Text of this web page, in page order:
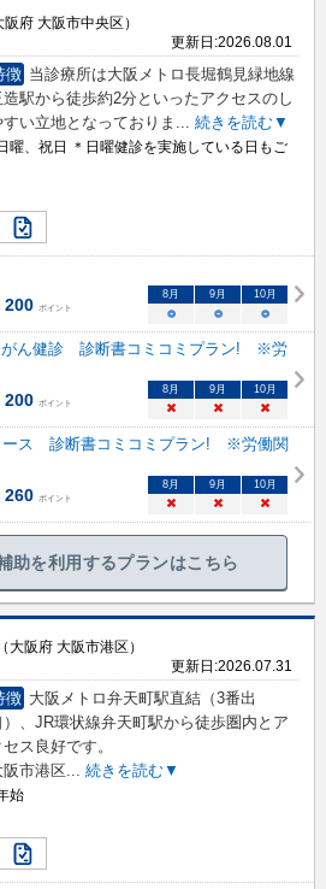
阪府 大阪市中央区）
更新日:2026.08.01
徴 当診療所は大阪メトロ長堀鶴見緑地線
造駅から徒歩約2分といったアクセスのし
すい立地となっておりま ... 続きを読む▼
曜、祝日 ＊日曜健診を実施している日もご
200 ポイント
8月 9月 10月
○ ○ ○
がん健診 診断書コミコミプラン! ※労
200 ポイント
8月 9月 10月
× × ×
ース 診断書コミコミプラン! ※労働関
260 ポイント
8月 9月 10月
× × ×
助を利用するプランはこちら
（大阪府 大阪市港区）
更新日:2026.07.31
徴 大阪メトロ弁天町駅直結（3番出
）、JR環状線弁天町駅から徒歩圏内とア
セス良好です。
阪市港区... 続きを読む▼
始